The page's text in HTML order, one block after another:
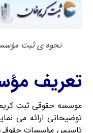
نحوه ی ثبت
تعریف
موسسه حقوقی ثبت کریم
توضیحاتی ارائه می
تاسیس مؤسسات حقوقی